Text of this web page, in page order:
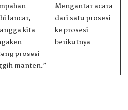
lancar,
kita
prosesi
manten.”
Mengantar acara
dari satu prosesi
ke prosesi
berikutnya